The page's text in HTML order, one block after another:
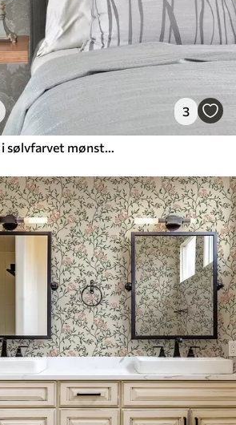
3
Grafiske ahornblade i sølvfarvet mønster på grå baggrund